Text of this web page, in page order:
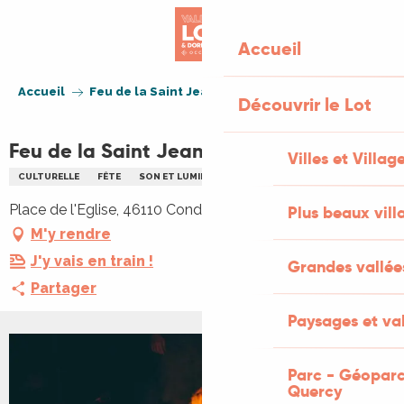
Accueil
Découvrir le Lot
Villes et
Plus beaux
Grandes
Paysages et
Parc -
Quercy
Accueil Feu de la Saint Jean à Condat
Feu de la Saint Jean à Condat
CULTURELLE FÊTE SON ET LUMIÈRE
Place de l'Eglise, 46110 Condat
M'y rendre
J'y vais en train !
Partager